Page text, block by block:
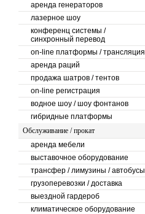
аренда генераторов
лазерное шоу
конференц системы /
синхронный перевод
on-line платформы / трансляция
аренда раций
продажа шатров / тентов
on-line регистрация
водное шоу / шоу фонтанов
гибридные платформы
Обслуживание / прокат
аренда мебели
выставочное оборудование
трансфер / лимузины / автобусы
грузоперевозки / доставка
выездной гардероб
климатическое оборудование